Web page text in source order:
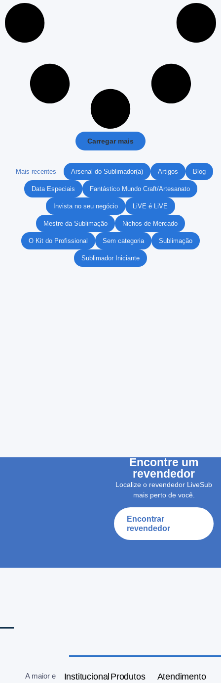
Arsenal do Sublimador(a) Artigos Blog
Data Especiais Fantástico Mundo Craft/Artesanato
Invista no seu negócio LiVE é LiVE
Mestre da Sublimação Nichos de Mercado
O Kit do Profissional Sem categoria Sublimação
Sublimador Iniciante
Mais recentes
Carregar mais
Encontre um
revendedor
Localize o revendedor LiveSub
mais perto de você.
Encontrar
revendedor
A maior e
Institucional Produtos
Atendimento